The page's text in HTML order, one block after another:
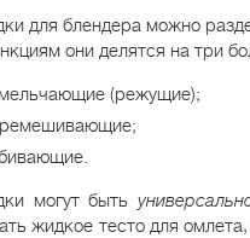
для блендера можно
они делятся на три
(режущие);
могут быть
жидкое тесто для